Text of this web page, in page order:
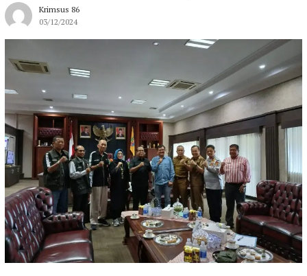
Krimsus 86
03/12/2024